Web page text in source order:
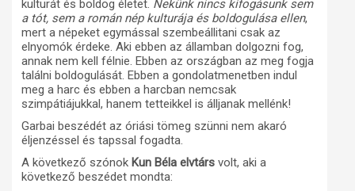
kulturát és boldog életet. Nekünk nincs kifogásunk sem
a tót, sem a román nép kulturája és boldogulása ellen,
mert a népeket egymással szembeállitani csak az
elnyomók érdeke. Aki ebben az államban dolgozni fog,
annak nem kell félnie. Ebben az országban az meg fogja
találni boldogulását. Ebben a gondolatmenetben indul
meg a harc és ebben a harcban nemcsak
szimpátiájukkal, hanem tetteikkel is álljanak mellénk!
Garbai beszédét az óriási tömeg szünni nem akaró
éljenzéssel és tapssal fogadta.
A következő szónok Kun Béla elvtárs volt, aki a
következő beszédet mondta: